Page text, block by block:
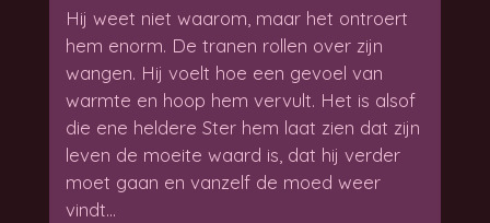
Hij weet niet waarom, maar het ontroert
hem enorm. De tranen rollen over zijn
wangen. Hij voelt hoe een gevoel van
warmte en hoop hem vervult. Het is alsof
die ene heldere Ster hem laat zien dat zijn
leven de moeite waard is, dat hij verder
moet gaan en vanzelf de moed weer
vindt…